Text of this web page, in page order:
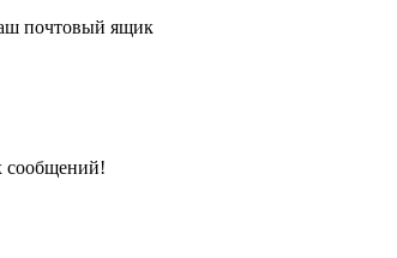
почтовый ящик
сообщений!